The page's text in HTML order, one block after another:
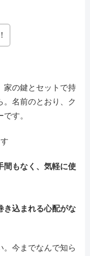
家の鍵とセットで持
。名前のとおり、ク
す。
間もなく、気軽に使
き込まれる心配がな
。今までなんで知ら